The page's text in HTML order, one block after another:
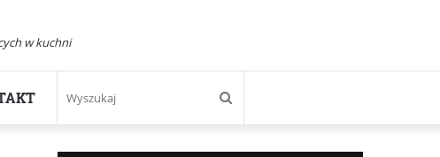
w kuchni
Wyszukaj